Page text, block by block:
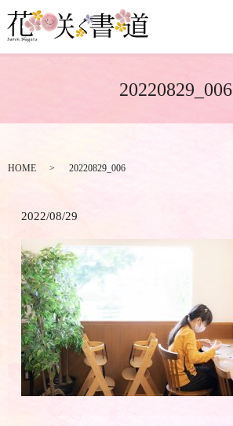
20220829_006
HOME 20220829_006
2022/08/29